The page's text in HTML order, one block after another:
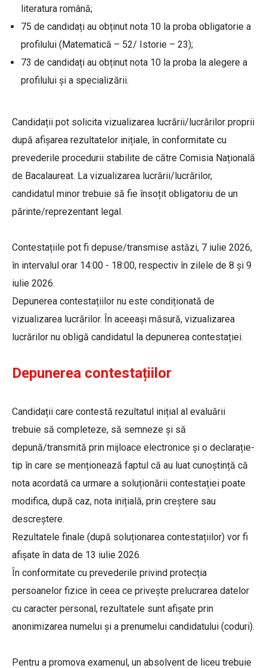
literatura română;
75 de candidați au obținut nota 10 la proba obligatorie a
profilului (Matematică – 52/ Istorie – 23);
73 de candidați au obținut nota 10 la proba la alegere a
profilului și a specializării.
Candidații pot solicita vizualizarea lucrării/lucrărilor proprii
după afișarea rezultatelor inițiale, în conformitate cu
prevederile procedurii stabilite de către Comisia Națională
de Bacalaureat. La vizualizarea lucrării/lucrărilor,
candidatul minor trebuie să fie însoțit obligatoriu de un
părinte/reprezentant legal.
Contestațiile pot fi depuse/transmise astăzi, 7 iulie 2026,
în intervalul orar 14:00 - 18:00, respectiv în zilele de 8 și 9
iulie 2026.
Depunerea contestațiilor nu este condiționată de
vizualizarea lucrărilor. În aceeași măsură, vizualizarea
lucrărilor nu obligă candidatul la depunerea contestației.
Depunerea contestațiilor
Candidații care contestă rezultatul inițial al evaluării
trebuie să completeze, să semneze și să
depună/transmită prin mijloace electronice și o declarație-
tip în care se menționează faptul că au luat cunoștință că
nota acordată ca urmare a soluționării contestației poate
modifica, după caz, nota inițială, prin creștere sau
descreștere.
Rezultatele finale (după soluționarea contestațiilor) vor fi
afișate în data de 13 iulie 2026.
În conformitate cu prevederile privind protecția
persoanelor fizice în ceea ce privește prelucrarea datelor
cu caracter personal, rezultatele sunt afișate prin
anonimizarea numelui și a prenumelui candidatului (coduri).
Pentru a promova examenul, un absolvent de liceu trebuie